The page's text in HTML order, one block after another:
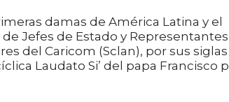
damas de América Latina y el
Jefes de Estado y Representantes
del Caricom (Sclan), por sus
Laudato Si’ del papa Francisco